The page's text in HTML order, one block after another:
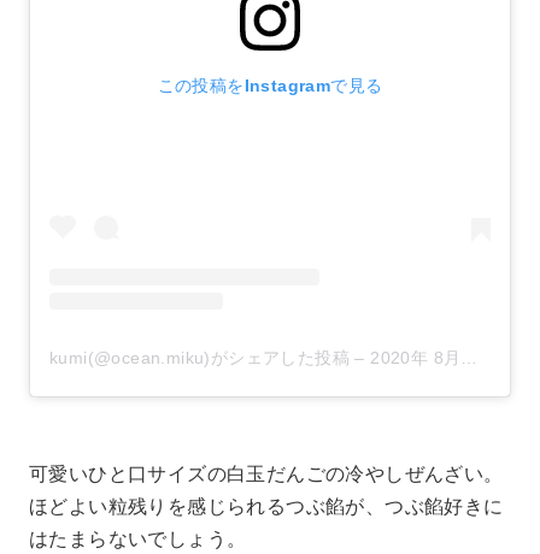
この投稿をInstagramで見る
kumi(@ocean.miku)がシェアした投稿 – 2020年 8月月12日午前6時12分PDT
可愛いひと口サイズの白玉だんごの冷やしぜんざい。
ほどよい粒残りを感じられるつぶ餡が、つぶ餡好きに
はたまらないでしょう。